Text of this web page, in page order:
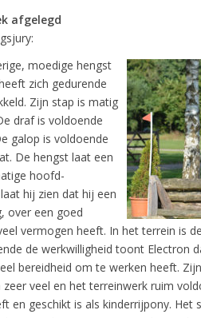
afgelegd
moedige hengst
zich gedurende
Zijn stap is matig
draf is voldoende
galop is voldoende
De hengst laat een
hoofd-
hij zien dat hij een
over een goed
vermogen heeft. In het terrein is
de werkwilligheid toont Electron
bereidheid om te werken heeft.
veel en het terreinwerk ruim
en geschikt is als kinderrijpony. Het